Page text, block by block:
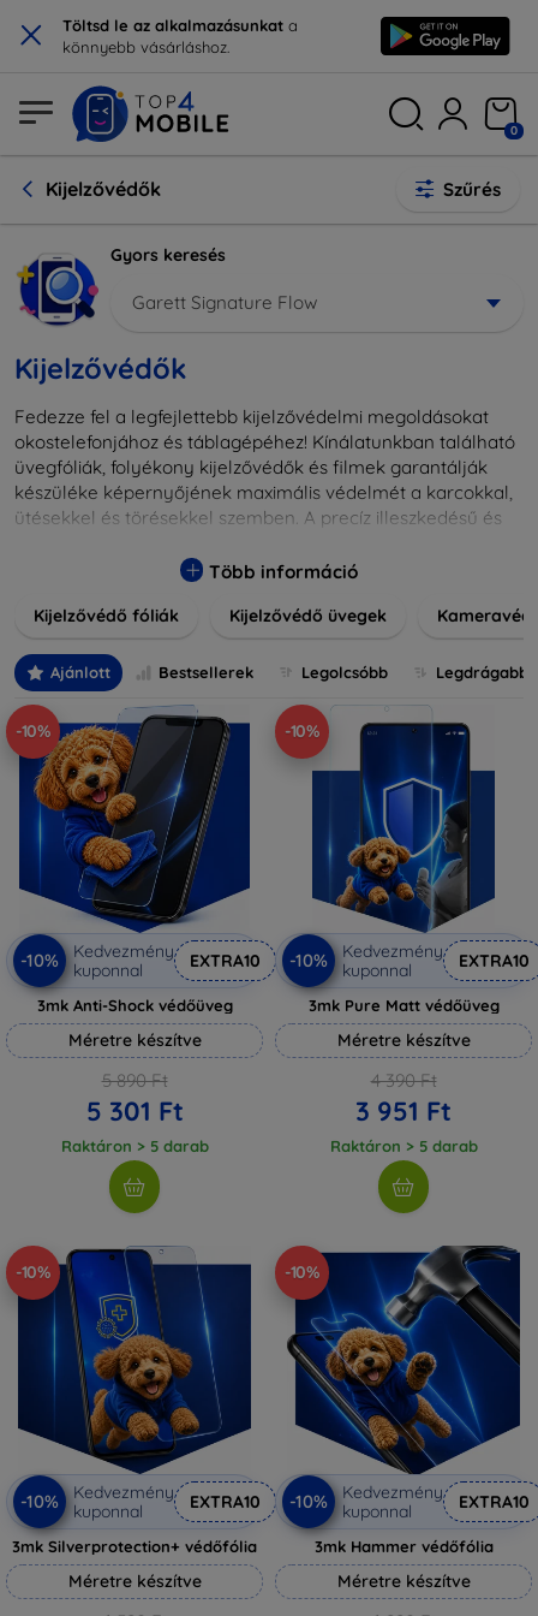
× Töltsd le az alkalmazásunkat a
könnyebb vásárláshoz.
0
Kijelzővédők Szűrés
Gyors keresés
Garett Signature Flow
Kijelzővédők
Fedezze fel a legfejlettebb kijelzővédelmi megoldásokat
okostelefonjához és táblagépéhez! Kínálatunkban található
üvegfóliák, folyékony kijelzővédők és filmek garantálják
készüléke képernyőjének maximális védelmét a karcokkal,
ütésekkel és törésekkel szemben. A precíz illeszkedésű és
hanem kristálytiszta képet is biztosítanak, megőrzi a
és stílusú kijelzővédőink közül, hogy a mindennapok során is
fedésről vagy íves kijelzővédelemről, a minőséget szem
előtt tartva kínálunk megoldásokat minden eszközre.
Több információ
Kijelzővédő fóliák Kijelzővédő üvegek
Ajánlott Bestsellerek Legolcsóbb Legdrágabb
-10%
-10%
Kedvezmény
kuponnal
EXTRA10
3mk Anti-Shock védőüveg
Méretre készítve
5 890 Ft
5 301 Ft
Raktáron > 5 darab
-10%
-10%
Kedvezmény
kuponnal
EXTRA10
3mk Pure Matt védőüveg
Méretre készítve
4 390 Ft
3 951 Ft
Raktáron > 5 darab
-10%
-10%
Kedvezmény
kuponnal
EXTRA10
3mk Silverprotection+ védőfólia
Méretre készítve
-10%
-10%
Kedvezmény
kuponnal
EXTRA10
3mk Hammer védőfólia
Méretre készítve